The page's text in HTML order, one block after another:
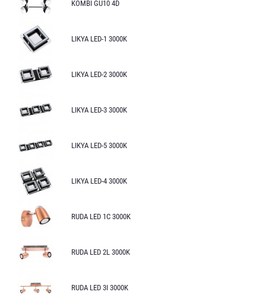
KOMBI GU10 4D
LIKYA LED-1 3000K
LIKYA LED-2 3000K
LIKYA LED-3 3000K
LIKYA LED-5 3000K
LIKYA LED-4 3000K
RUDA LED 1C 3000K
RUDA LED 2L 3000K
RUDA LED 3I 3000K